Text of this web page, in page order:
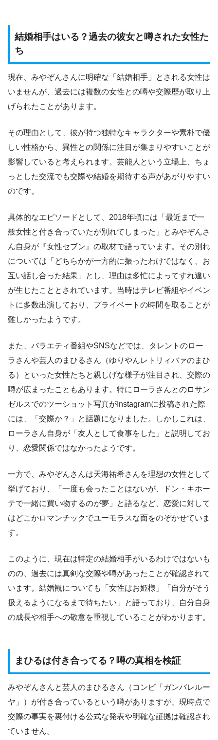
結婚相手はいる？過去の彼女と噂された女性た
ち
現在、みやぞんさんに明確な「結婚相手」とされる女性は
いませんが、過去には複数の女性との噂や交際歴が取り上
げられたことがあります。
その理由として、彼が持つ独特なキャラクターや素朴で優
しい性格から、異性との関係に注目が集まりやすいことが
影響していると考えられます。芸能人という立場上、ちょ
っとした交流でも交際や結婚を期待する声があがりやすい
のです。
具体的なエピソードとして、2018年頃には「最近まで一
般女性と付き合っていたが別れてしまった」とみやぞんさ
ん自身が『女性セブン』の取材で語っています。その別れ
については「どちらかが一方的に振ったわけではなく、お
互い話し合った結果」とし、理由は多忙によってすれ違い
が生じたこととされています。当時はテレビ番組やイベン
トに多数出演しており、プライベートの時間を取ることが
難しかったようです。
また、バラエティ番組やSNSなどでは、タレントのロー
ラさんや芸人のまひるさん（ゆりやんレトリィバァのまひ
る）といった女性たちと親しげな様子が注目され、交際の
噂が広まったこともあります。特にローラさんとのロサン
ゼルスでのツーショット写真がInstagramに投稿された際
には、「交際か？」と話題になりました。しかしこれは、
ローラさん自身が「友人として食事をした」と説明してお
り、恋愛関係ではなかったようです。
一方で、みやぞんさんは天海祐希さんを理想の女性として
挙げており、「一度も会ったことはないが、ドン・キホー
テで一緒に買い物するのが夢」と語るなど、恋愛に対して
はどこかロマンチックでユーモラスな面をのぞかせていま
す。
このように、現在は特定の結婚相手がいるわけではないも
のの、過去には真剣な交際や噂があったことが確認されて
います。結婚観についても「女性はお姫様」「自分がそう
扱えるようになるまで待ちたい」と語っており、自分自身
の成長や相手への敬意を重視していることがわかります。
まひるは付き合ってる？噂の真相を検証
みやぞんさんと芸人のまひるさん（コンビ「ガンバレルー
ヤ」）が付き合っているという噂がありますが、現時点で
交際の事実を裏付ける公式な発表や明確な証拠は確認され
ていません。